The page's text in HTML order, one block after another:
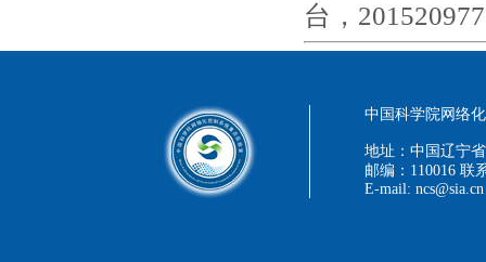
台，
中国科学院网络
地址：中国辽宁
邮编：110016 联
E-mail: ncs@sia.cn